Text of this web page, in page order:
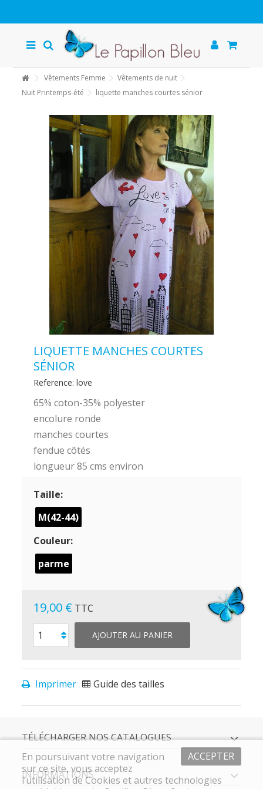
Vêtements Femme
Vêtements de nuit
Nuit Printemps-été
liquette manches courtes sénior
LIQUETTE MANCHES COURTES
SÉNIOR
Reference: love
65% coton-35% polyester
encolure ronde
manches courtes
fendue côtés
longueur 85 cms environ
Taille:
M(42-44)
Couleur:
parme
19,00 € TTC
AJOUTER AU PANIER
Imprimer Guide des tailles
TÉLÉCHARGER NOS CATALOGUES
INFORMATIONS
ACCEPTER
En poursuivant votre navigation
sur ce site, vous acceptez
l’utilisation de Cookies et autres technologies